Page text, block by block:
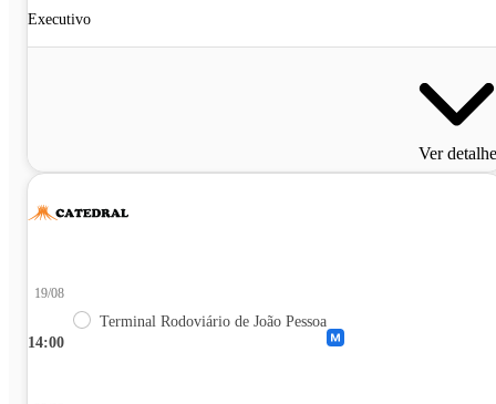
Executivo
Ver
14:00
19/08
Terminal Rodoviário de João Pessoa